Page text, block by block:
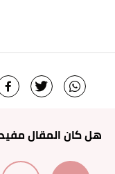
, Retrieved 5/7/
,healthdirect
هل كان المقال